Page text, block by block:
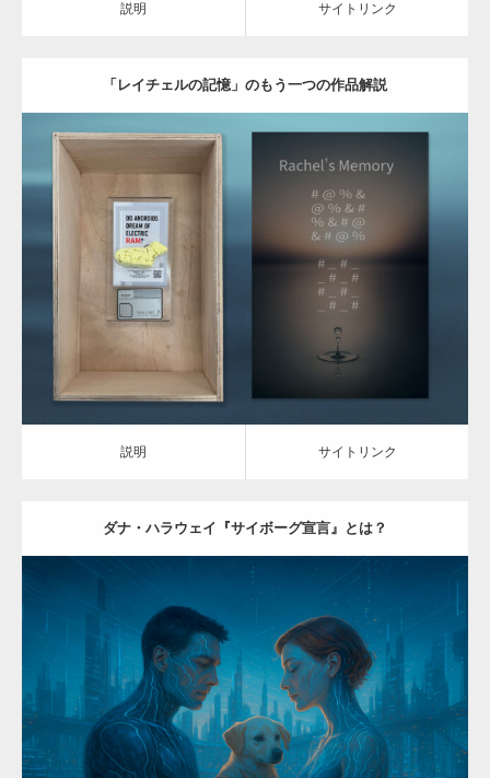
説明 サイトリンク
「レイチェルの記憶」のもう一つの作品解説
Category: ARTIST & WORKS
サイトリンク
説明 サイトリンク
ダナ・ハラウェイ『サイボーグ宣言』とは？
Category:AI-ART ARTIST & WORKS
説明 サイトリンク